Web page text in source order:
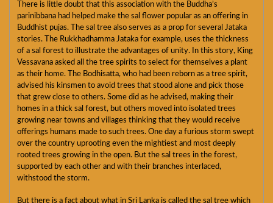
There is little doubt that this association with the Buddha’s
parinibbana had helped make the sal flower popular as an offering in
Buddhist pujas. The sal tree also serves as a prop for several Jataka
stories. The Rukkhadhamma Jataka for example, uses the thickness
of a sal forest to illustrate the advantages of unity. In this story, King
Vessavana asked all the tree spirits to select for themselves a plant
as their home. The Bodhisatta, who had been reborn as a tree spirit,
advised his kinsmen to avoid trees that stood alone and pick those
that grew close to others. Some did as he advised, making their
homes in a thick sal forest, but others moved into isolated trees
growing near towns and villages thinking that they would receive
offerings humans made to such trees. One day a furious storm swept
over the country uprooting even the mightiest and most deeply
rooted trees growing in the open. But the sal trees in the forest,
supported by each other and with their branches interlaced,
withstood the storm.
But there is a fact about what in Sri Lanka is called the sal tree which